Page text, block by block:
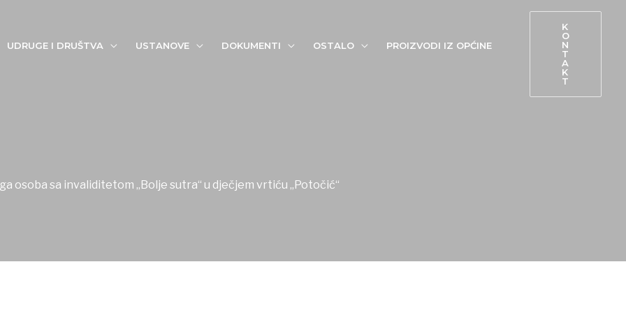
UDRUGE I DRUŠTVA USTANOVE DOKUMENTI OSTALO
PROIZVODI IZ OPĆINE
K
O
N
T
A
K
T
osoba sa invaliditetom „Bolje sutra“ u dječjem vrtiću „Potočić“